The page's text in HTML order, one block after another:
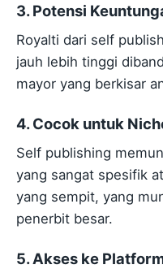
3. Potensi
Royalti dari self
jauh lebih tinggi
mayor yang berkisar
4. Cocok untuk
Self publishing
yang sangat spesifik
yang sempit, yang
penerbit besar.
5. Akses ke